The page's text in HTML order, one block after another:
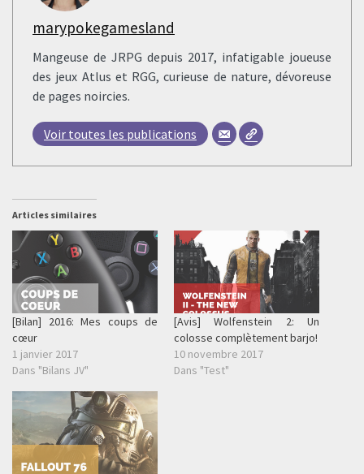
marypokegamesland
Mangeuse de JRPG depuis 2017, infatigable joueuse
des jeux Atlus et RGG, curieuse de nature, dévoreuse
de pages noircies.
Voir toutes les publications
Articles similaires
[Bilan] 2016: Mes coups de
cœur
1 janvier 2017
Dans "Bilans JV"
[Avis] Wolfenstein 2: Un
colosse complètement barjo!
10 novembre 2017
Dans "Test"